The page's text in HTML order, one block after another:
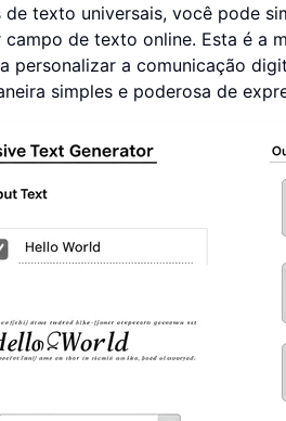
de texto universais, você pode
de texto online. Esta é a
personalizar a comunicação
simples e poderosa de